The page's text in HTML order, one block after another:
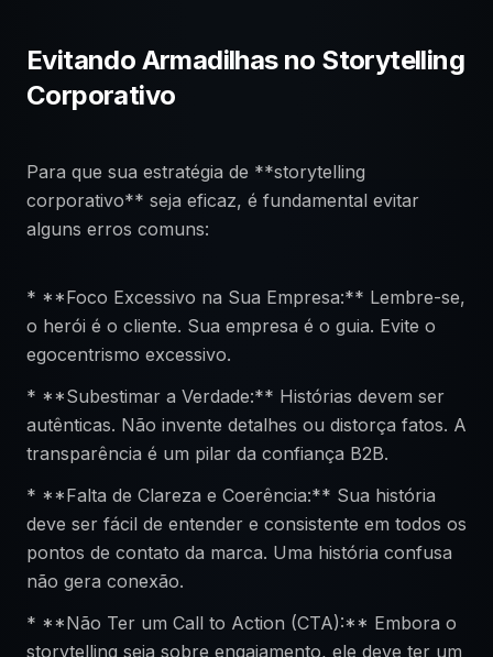
Evitando Armadilhas no Storytelling
Corporativo
Para que sua estratégia de **storytelling
corporativo** seja eficaz, é fundamental evitar
alguns erros comuns:
* **Foco Excessivo na Sua Empresa:** Lembre-se,
o herói é o cliente. Sua empresa é o guia. Evite o
egocentrismo excessivo.
* **Subestimar a Verdade:** Histórias devem ser
autênticas. Não invente detalhes ou distorça fatos. A
transparência é um pilar da confiança B2B.
* **Falta de Clareza e Coerência:** Sua história
deve ser fácil de entender e consistente em todos os
pontos de contato da marca. Uma história confusa
não gera conexão.
* **Não Ter um Call to Action (CTA):** Embora o
storytelling seja sobre engajamento, ele deve ter um